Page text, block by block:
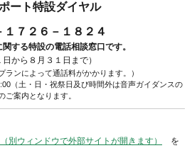
ート特設ダイヤル
１７２６－１８２４
する特設の電話相談窓口です。
日から８月３１日まで）
ランによって通話料がかかります。）
（土・日・祝祭日及び時間外は音声ガイダンスの
ご案内となります。
別ウィンドウで外部サイトが開きます）
を